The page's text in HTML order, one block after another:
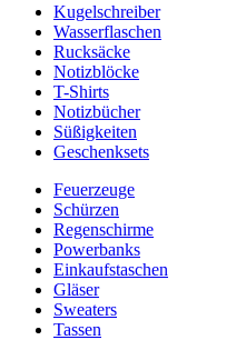
Kugelschreiber
Wasserflaschen
Rucksäcke
Notizblöcke
T-Shirts
Notizbücher
Süßigkeiten
Geschenksets
Feuerzeuge
Schürzen
Regenschirme
Powerbanks
Einkaufstaschen
Gläser
Sweaters
Tassen